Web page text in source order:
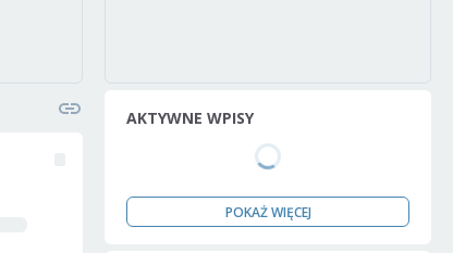
AKTYWNE WPISY
POKAŻ WIĘCEJ